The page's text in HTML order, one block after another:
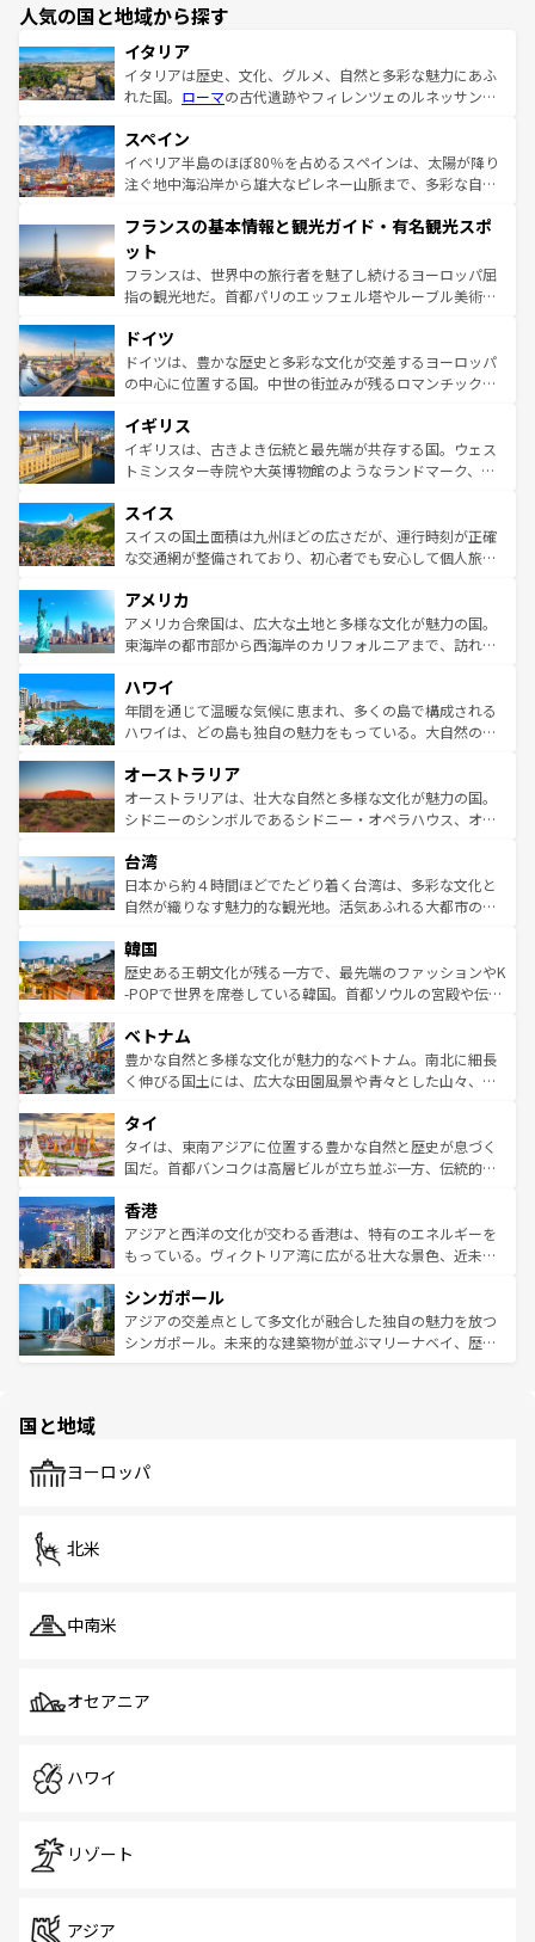
人気の国と地域から探す
イタリア
イタリアは歴史、文化、グルメ、自然と多彩な魅力にあふ
れた国。 ローマの古代遺跡やフィレンツェのルネッサンス
ろん、トスカーナの美しい田園風景やアマルフィ海岸の絶
景など、自然景観も見逃せない。観光の合間には、本場の
ピザやパスタなど、絶品のイタリア料理を堪能することも
ませてくれるイタリアで、忘れられない旅をしてみよう！
なお、新着のイタリア情報は
しい。
スペイン
イベリア半島のほぼ80％を占めるスペインは、太陽が降り
注ぐ地中海沿岸から雄大なピレネー山脈まで、多彩な自然
文化が根付くこの国では、情熱的なフラメンコ、熱気あふ
れる闘牛、そして美味しいタパスが生活の一部となってい
る。首都マドリードの洗練された雰囲気や、バルセロナの
アートに溢れた街角から、地方では古代ローマ遺跡や中世
せる。地方によって風土や気候が異なるスペインはその個
性で訪れる人を魅了する。 なお、新着のスペイン情報は コ
ンテンツ一覧を参照してほしい。
フランスの基本情報と観光ガイド・有名観光スポ
ット
フランスは、世界中の旅行者を魅了し続けるヨーロッパ屈
指の観光地だ。首都パリのエッフェル塔やルーブル美術館
で、幅広い魅力が詰まっている。華麗な宮殿、歴史的な大
聖堂、美しいビーチ、そして豊かな自然が、訪れる者を心
から魅了する。また、フランスは美食の国としても知ら
いる。シャンパンの発祥地であるランス、プロヴァンスの
香り高いラベンダー畑など、多彩な楽しみ方が可能だ。さ
らに、パリ以外の地域にも魅力が溢れており、どの街角に
れる地方に足を運ぶとそれぞれで全く異なる文化を体験で
きるだろう。 なお、新着のフランス情報はコンテンツ一覧
を参照してほしい。
ドイツ
ドイツは、豊かな歴史と多彩な文化が交差するヨーロッパ
の中心に位置する国。中世の街並みが残るロマンチック街
顔を持つこの国は、どこを歩いても飽きることがない。ベ
ルリンの文化的活気、バイエルン州のアルプスの絶景、そ
してライン川沿いのワイン畑といった風景は必見。ビール
は、お酒好きな人にはぜひ体験してほしい。 なお、新着の
ドイツ情報はコンテンツ一覧を参照してほしい。
イギリス
イギリスは、古きよき伝統と最先端が共存する国。ウェス
トミンスター寺院や大英博物館のようなランドマーク、歴
リアごとに異なる魅力がある。また、優雅なアフタヌーン
ティー、ビール好きにはたまらない英国パブ、サッカー観
戦など、本場だからこそできる体験も豊富。イギリスを旅
ンツ一覧を参照してほしい。
スイス
スイスの国土面積は九州ほどの広さだが、運行時刻が正確
な交通網が整備されており、初心者でも安心して個人旅行
の建物がそのまま残る町や、スイスならではのユニークな
博物館もあり、アルプス観光だけでなく町歩きも満喫する
ことができる。国民の所得が高いため物価も高いが、旅行
ば市内交通費無料で観光を楽しむこともできる。 なお、新
着のスイス情報はコンテンツ一覧 を参照してほしい。
アメリカ
アメリカ合衆国は、広大な土地と多様な文化が魅力の国。
東海岸の都市部から西海岸のカリフォルニアまで、訪れる
のような巨大都市は、観光、ショッピング、エンターテイ
ンメントが詰まった刺激的なスポットだ。一方、アメリカ
西部には大自然が広がり、グランドキャニオンやイエロー
部のニューオーリンズでは、音楽と美食が融合した独特の
文化が魅力。旅行者はアメリカの各地域で異なる魅力を楽
しみながら、その多様性と豊かな歴史を感じることができ
ならではの贅沢な旅のスタイルだ。 なお、新着のアメリカ
情報はコンテンツ一覧を参照してほしい。
ハワイ
年間を通じて温暖な気候に恵まれ、多くの島で構成される
ハワイは、どの島も独自の魅力をもっている。大自然の神
ワイ島は見逃せない。また、定番の観光地といえばオアフ
島だが、静かな自然を求めるならマウイ島やカウアイ島が
おすすめ。エメラルドグリーンに輝く海をはじめ、豊かな
れるおもてなしの心で訪れる人々を迎えてくれるハワイの
人々、おいしいローカルフードやハワイアンミュージッ
ク、伝統的なフラダンスなど、すべてがハワイの魅力を彩
ワイを、存分に味わってほしい。 なお、新着のハワイ情報
はコンテンツ一覧を参照してほしい。
オーストラリア
オーストラリアは、壮大な自然と多様な文化が魅力の国。
シドニーのシンボルであるシドニー・オペラハウス、オー
リアリーフや大陸中央部にそびえるウルル（エアーズロッ
ク）、タスマニアの美しい原生林やケアンズの熱帯雨林な
ど、見どころがたくさん。また、カフェやワイン、オージ
いる。アクティビティも充実しており、サーフィンやダイ
ビング、ハイキングなど、アウトドア好きにはたまらな
い。オーストラリアの多彩な魅力を存分に味わいつくそ
参照してほしい。
台湾
日本から約４時間ほどでたどり着く台湾は、多彩な文化と
自然が織りなす魅力的な観光地。活気あふれる大都市の台
ン）、静ひつな山岳地帯である台湾東部など、都市の喧騒
と山間の静けさが共存しており、訪れる人に新しい発見と
驚きをもたらしてくれる。また、奥深い台湾の食文化も魅
容にもいいと評判のスイーツなど、バラエティ豊かな料理
が味わえる。 なお、新着の台湾情報は コンテンツ一覧を参
照してほしい。
韓国
歴史ある王朝文化が残る一方で、最先端のファッションやK
-POPで世界を席巻している韓国。首都ソウルの宮殿や伝統
き、地方に足を延ばせば四季折々の自然美を楽しむことが
できる。そして、キムチや焼肉、絶品のストリートフード
まで、さまざまな韓国料理が待っている。夜には、韓国な
リティに包まれながら、韓国の多彩な魅力を心ゆくまで味
わってみてほしい。 なお、新着の韓国情報はコンテンツ一
覧を参照してほしい。
ベトナム
豊かな自然と多様な文化が魅力的なベトナム。南北に細長
く伸びる国土には、広大な田園風景や青々とした山々、世
急速な発展と共に伝統が息づく。ハノイの古い町並みやホ
ーチミン市のフランス統治時代の建物も、独特の雰囲気を
醸し出している。また、バラエティの豊かさとおいしさで
とつ。フォーやバインミー、ベトナムコーヒーなどは、ぜ
ひ現地で味わいたい。どの地域を訪れてもあたたかい人々
が旅行者を迎えてくれるので、きっと忘れられない旅にな
参照してほしい。
タイ
タイは、東南アジアに位置する豊かな自然と歴史が息づく
国だ。首都バンコクは高層ビルが立ち並ぶ一方、伝統的な
の活気が交差している。北部ではチェンマイなどの山岳地
帯で自然と触れ合い、南部ではプーケットやクラビの美し
いビーチでリゾート気分を楽しむことができる。タイ料理
激する。気候は一年中温暖で、どの季節にも異なる楽しみ
が待っている。親しみやすいタイの人々、仏教を中心とし
た文化、そして多様な観光資源が、訪れる旅人を魅了し続
香港
アジアと西洋の文化が交わる香港は、特有のエネルギーを
もっている。ヴィクトリア湾に広がる壮大な景色、近未来
み、どこを訪れても感動するはず。観光スポットが密集し
ており、効率よく見どころを回れるのも魅力。息をのむよ
うな絶景から文化的な体験まで、香港を存分に楽しみ尽く
シンガポール
アジアの交差点として多文化が融合した独自の魅力を放つ
シンガポール。未来的な建築物が並ぶマリーナベイ、歴史
で、ホーカーズは地元の風情を楽しめる外せないスポット
国と地域
ヨーロッパ
北米
中南米
オセアニア
ハワイ
リゾート
アジア